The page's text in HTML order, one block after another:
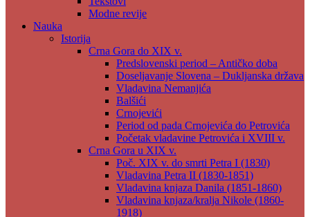
Modne revije
Nauka
Istorija
Crna Gora do XIX v.
Predslovenski period – Antičko doba
Doseljavanje Slovena – Dukljanska država
Vladavina Nemanjića
Balšići
Crnojevići
Period od pada Crnojevića do Petrovića
Početak vladavine Petrovića i XVIII v.
Crna Gora u XIX v.
Poč. XIX v. do smrti Petra I (1830)
Vladavina Petra II (1830-1851)
Vladavina knjaza Danila (1851-1860)
Vladavina knjaza/kralja Nikole (1860-
1918)